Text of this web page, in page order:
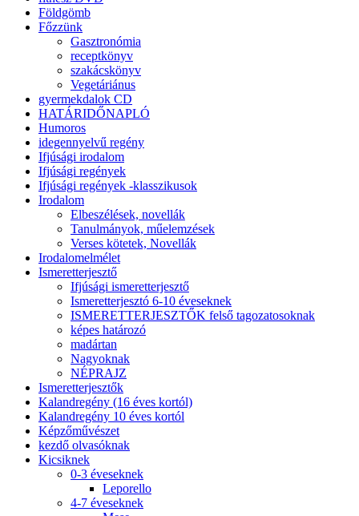
Földgömb
Főzzünk
Gasztronómia
receptkönyv
szakácskönyv
Vegetáriánus
gyermekdalok CD
HATÁRIDŐNAPLÓ
Humoros
idegennyelvű regény
Ifjúsági irodalom
Ifjúsági regények
Ifjúsági regények -klasszikusok
Irodalom
Elbeszélések, novellák
Tanulmányok, műelemzések
Verses kötetek, Novellák
Irodalomelmélet
Ismeretterjesztő
Ifjúsági ismeretterjesztő
Ismeretterjesztó 6-10 éveseknek
ISMERETTERJESZTŐK felső tagozatosoknak
képes határozó
madártan
Nagyoknak
NÉPRAJZ
Ismeretterjesztők
Kalandregény (16 éves kortól)
Kalandregény 10 éves kortól
Képzőművészet
kezdő olvasóknak
Kicsiknek
0-3 éveseknek
Leporello
4-7 éveseknek